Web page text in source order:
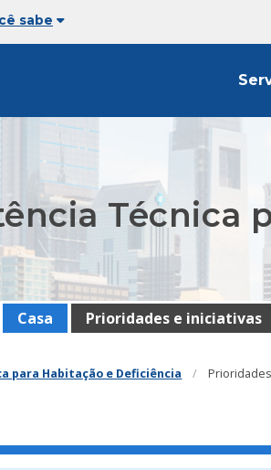
sabe
Técnica
Casa Prioridades e iniciativas
para Habitação e Deficiência